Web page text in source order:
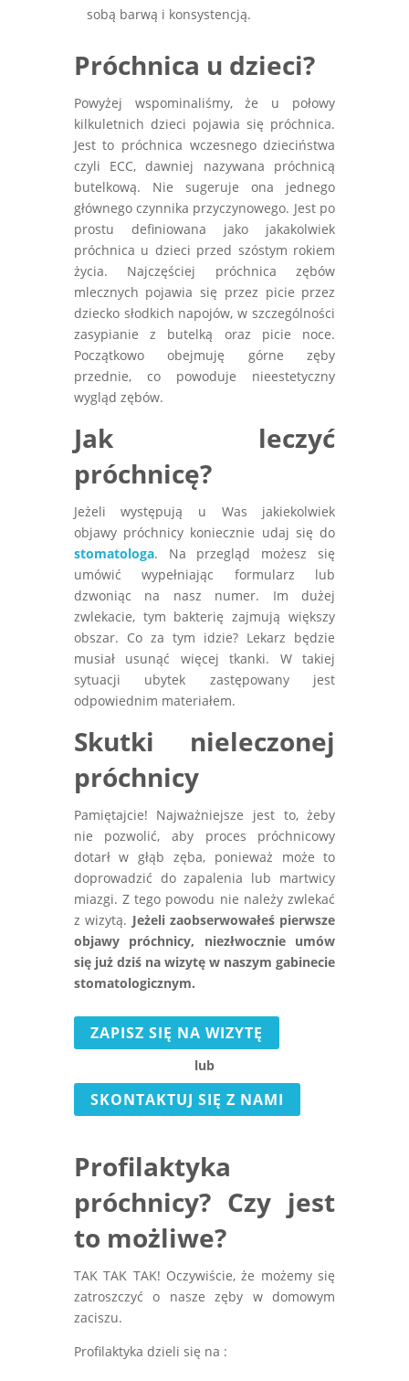
sobą barwą i konsystencją.
Próchnica u dzieci?
Powyżej wspominaliśmy, że u połowy
kilkuletnich dzieci pojawia się próchnica.
Jest to próchnica wczesnego dzieciństwa
czyli ECC, dawniej nazywana próchnicą
butelkową. Nie sugeruje ona jednego
głównego czynnika przyczynowego. Jest po
prostu definiowana jako jakakolwiek
próchnica u dzieci przed szóstym rokiem
życia. Najczęściej próchnica zębów
mlecznych pojawia się przez picie przez
dziecko słodkich napojów, w szczególności
zasypianie z butelką oraz picie noce.
Początkowo obejmuję górne zęby
przednie, co powoduje nieestetyczny
wygląd zębów.
Jak leczyć
próchnicę?
Jeżeli występują u Was jakiekolwiek
objawy próchnicy koniecznie udaj się do
stomatologa. Na przegląd możesz się
umówić wypełniając formularz lub
dzwoniąc na nasz numer. Im dużej
zwlekacie, tym bakterię zajmują większy
obszar. Co za tym idzie? Lekarz będzie
musiał usunąć więcej tkanki. W takiej
sytuacji ubytek zastępowany jest
odpowiednim materiałem.
Skutki nieleczonej
próchnicy
Pamiętajcie! Najważniejsze jest to, żeby
nie pozwolić, aby proces próchnicowy
dotarł w głąb zęba, ponieważ może to
doprowadzić do zapalenia lub martwicy
miazgi. Z tego powodu nie należy zwlekać
z wizytą. Jeżeli zaobserwowałeś pierwsze
objawy próchnicy, niezłwocznie umów
się już dziś na wizytę w naszym gabinecie
stomatologicznym.
ZAPISZ SIĘ NA WIZYTĘ
lub
SKONTAKTUJ SIĘ Z NAMI
Profilaktyka
próchnicy? Czy jest
to możliwe?
TAK TAK TAK! Oczywiście, że możemy się
zatroszczyć o nasze zęby w domowym
zaciszu.
Profilaktyka dzieli się na :